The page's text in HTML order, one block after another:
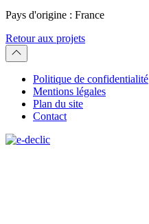
Pays d'origine : France
Retour aux projets
Politique de confidentialité
Mentions légales
Plan du site
Contact